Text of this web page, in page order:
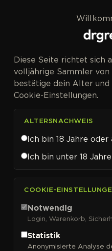
Weltweit erster
Cosmos F1
weltweit erste F1-Hybrid
gezüchtet aus einer
Oregon. Das Terpenprofil
Limonene, Myrcene,
Diese Seite richtet sich
volljährige Sammler von
bestätige dein Alter und
Cookie-Einstellungen.
ALTERSNACHWEIS
Ich bin 18 Jahre oder
Ich bin unter 18
COOKIE-
Notwendig
Login, Warenkorb,
Statistik
Anonymisierte Analyse